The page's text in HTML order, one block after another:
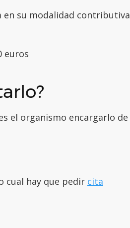
en su modalidad contributiva
el organismo encargarlo de
cual hay que pedir cita